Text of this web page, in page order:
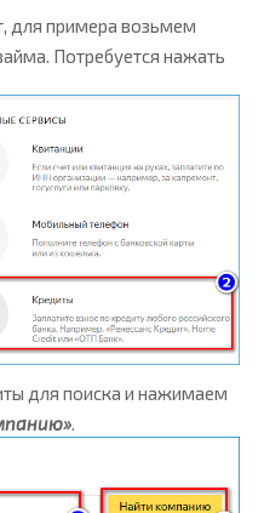
для примера возьмем
Потребуется нажать
для поиска и нажимаем
.